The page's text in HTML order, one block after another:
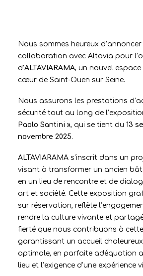
Nous sommes heureux
collaboration avec Altavia pour
d’ALTAVIARAMA, un nouvel
cœur de Saint-Ouen sur Seine.
Nous assurons les prestations
sécurité tout au long de
Paolo Santini », qui se tient du 13
novembre 2025.
ALTAVIARAMA s’inscrit dans un
visant à transformer un ancien
en un lieu de rencontre et de
art et société. Cette exposition
sur réservation, reflète
rendre la culture vivante et
fierté que nous contribuons à
garantissant un accueil
optimale, en parfaite adéquation
lieu et l’exigence d’une expérience